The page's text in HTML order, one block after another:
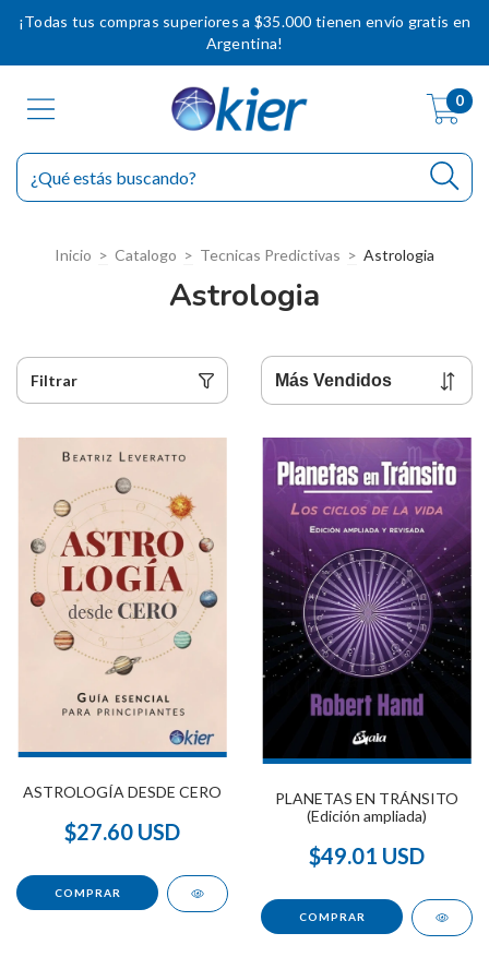
¡Todas tus compras superiores a $35.000 tienen envío gratis en
Argentina!
0
Inicio > Catalogo > Tecnicas Predictivas > Astrologia
Astrologia
Filtrar
ASTROLOGÍA DESDE CERO
$27.60 USD
PLANETAS EN TRÁNSITO
(Edición ampliada)
$49.01 USD